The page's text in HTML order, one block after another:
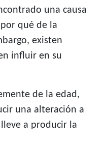
una causa
qué de la
existen
influir en su
de la edad,
una alteración a
a producir la